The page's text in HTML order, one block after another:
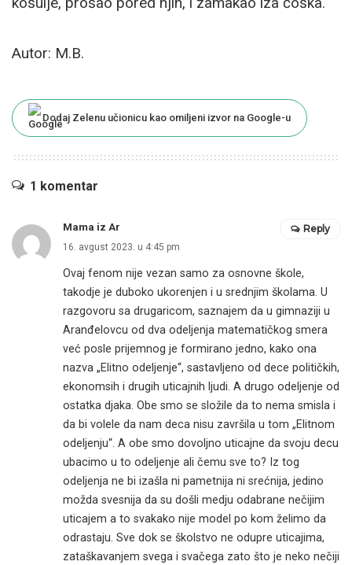
Autor: M.B.
Dodaj Zelenu učionicu kao omiljeni izvor na Google-u
1 komentar
Mama iz Ar
16. avgust 2023. u 4:45 pm
Ovaj fenom nije vezan samo za osnovne škole,
takodje je duboko ukorenjen i u srednjim školama. U
razgovoru sa drugaricom, saznajem da u gimnaziji u
Aranđelovcu od dva odeljenja matematičkog smera
već posle prijemnog je formirano jedno, kako ona
nazva „Elitno odeljenje“, sastavljeno od dece političkih,
ekonomsih i drugih uticajnih ljudi. A drugo odeljenje od
ostatka djaka. Obe smo se složile da to nema smisla i
da bi volele da nam deca nisu završila u tom „Elitnom
odeljenju“. A obe smo dovoljno uticajne da svoju decu
ubacimo u to odeljenje ali čemu sve to? Iz tog
odeljenja ne bi izašla ni pametnija ni srećnija, jedino
možda svesnija da su došli medju odabrane nečijim
uticajem a to svakako nije model po kom želimo da
odrastaju. Sve dok se školstvo ne odupre uticajima,
zataškavanjem svega i svačega zato što je neko nečiji
Reply